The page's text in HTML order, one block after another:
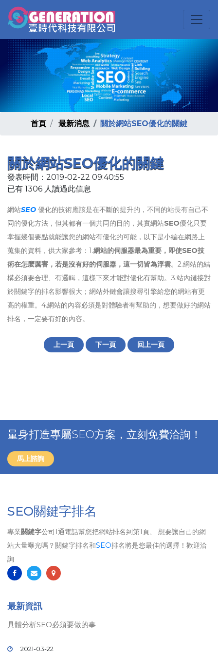
首頁 最新消息 關於網站SEO優化的關鍵
關於網站SEO優化的關鍵
發表時間：2019-02-22 09:40:55
已有 1306 人讀過此信息
網站SEO 優化的技術應該是在不斷的提升的，不同的站長有自己不
同的優化方法，但其都有一個共同的目的，其實網站SEO優化只要
掌握幾個要點就能讓您的網站有優化的可能，以下是小編在網路上
蒐集的資料，供大家參考：1.網站的伺服器最為重要，即使SEO技
術在怎麼厲害，若是沒有好的伺服器，這一切皆為浮雲。2.網站的結
構必須要合理、有邏輯，這樣下來才能對優化有幫助。3.站內鏈接對
於關鍵字的排名影響很大；網站外鏈會讓搜尋引擎給您的網站有更
高的權重。4.網站的內容必須是對體驗者有幫助的，想要做好的網站
排名，一定要有好的內容。
上一頁 下一頁 回上一頁
量身打造專屬SEO方案，立刻免費洽詢！
馬上諮詢
SEO關鍵字排名
專業關鍵字公司1通電話幫您把網站排名到第1頁、 想要讓自己的網
站大量曝光嗎？關鍵字排名和SEO排名將是您最佳的選擇！歡迎洽
詢
最新資訊
具體分析SEO必須要做的事
2021-03-22